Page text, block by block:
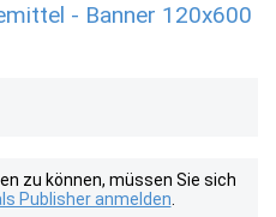
- Banner 120x600
zu können, müssen Sie sich
Publisher anmelden